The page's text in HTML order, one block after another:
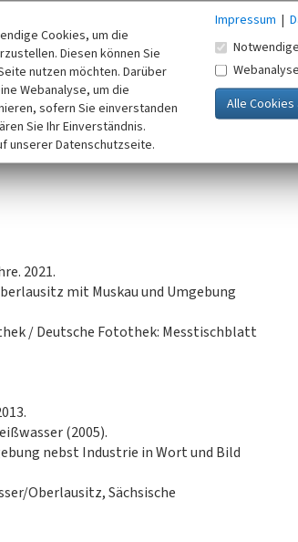
2021.
2021.
mit Muskau und Umgebung
/ Deutsche Fotothek: Messtischblatt
(2005).
nebst Industrie in Wort und Bild
Oberlausitz, Sächsische
Cookies, um die
Diesen können Sie
nutzen möchten. Darüber
Webanalyse, um die
sofern Sie einverstanden
Sie Ihr Einverständnis.
unserer Datenschutzseite.
Impressum |
Webanalyse